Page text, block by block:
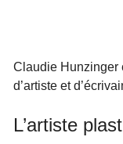
Claudie Hunzinger
d’artiste et
L’artiste